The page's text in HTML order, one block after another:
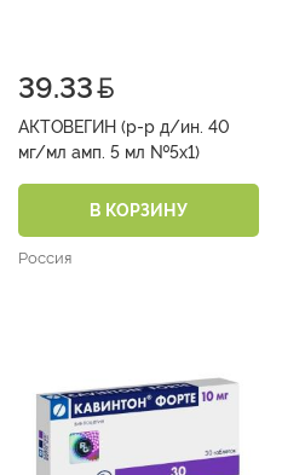
39.33
АКТОВЕГИН (р-р д/ин. 40
мг/мл амп. 5 мл №5х1)
В КОРЗИНУ
Россия